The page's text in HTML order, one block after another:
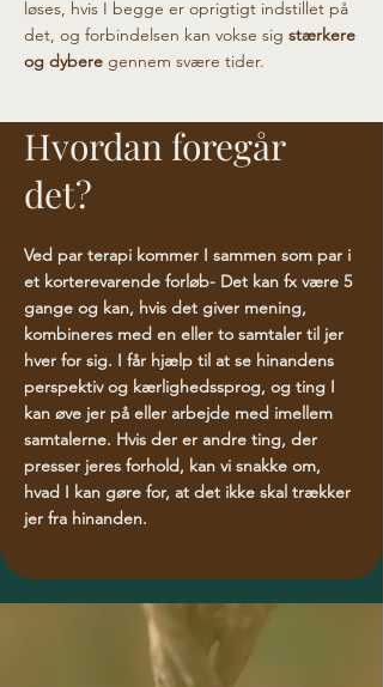
løses, hvis I begge er oprigtigt indstillet på
det, og forbindelsen kan vokse sig stærkere
og dybere gennem svære tider.
Hvordan foregår
det?
Ved par terapi kommer I sammen som par i
et korterevarende forløb- Det kan fx være 5
gange og kan, hvis det giver mening,
kombineres med en eller to samtaler til jer
hver for sig. I får hjælp til at se hinandens
perspektiv og kærlighedssprog, og ting I
kan øve jer på eller arbejde med imellem
samtalerne. Hvis der er andre ting, der
presser jeres forhold, kan vi snakke om,
hvad I kan gøre for, at det ikke skal trækker
jer fra hinanden.